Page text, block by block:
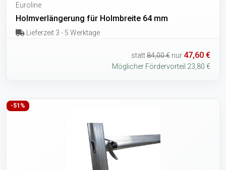
Euroline
Holmverlängerung für Holmbreite 64 mm
Lieferzeit 3 - 5 Werktage
statt84,00 € nur 47,60 €
Möglicher Fördervorteil 23,80 €
-51%